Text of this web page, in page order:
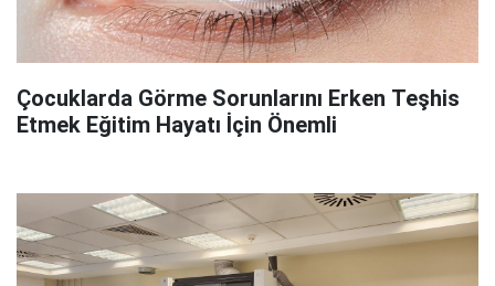
Çocuklarda Görme Sorunlarını Erken Teşhis
Etmek Eğitim Hayatı İçin Önemli